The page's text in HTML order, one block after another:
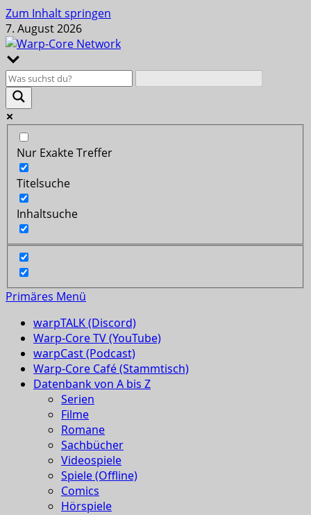
Zum Inhalt springen
7. August 2026
Nur Exakte Treffer
Titelsuche
Inhaltsuche
Primäres Menü
warpTALK (Discord)
Warp-Core TV (YouTube)
warpCast (Podcast)
Warp-Core Café (Stammtisch)
Datenbank von A bis Z
Serien
Filme
Romane
Sachbücher
Videospiele
Spiele (Offline)
Comics
Hörspiele